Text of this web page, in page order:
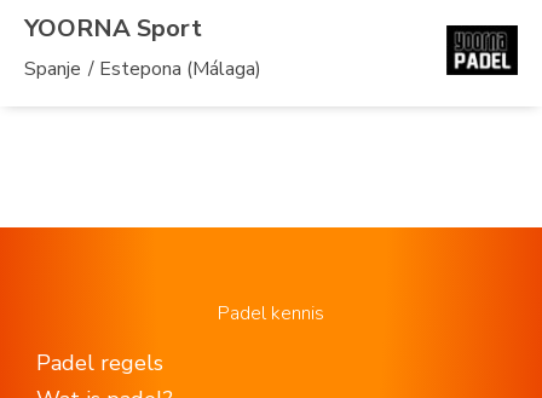
YOORNA Sport
Spanje / Estepona (Málaga)
Padel kennis
Padel regels